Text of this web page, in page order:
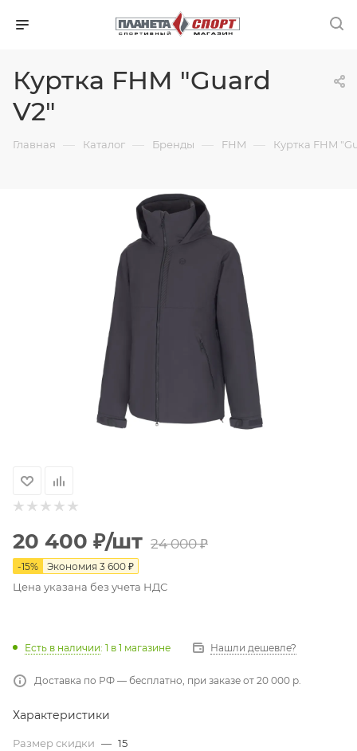
Куртка FHM "Guard
V2"
Главная — Каталог — Бренды — FHM — Куртка FHM
20 400 ₽/шт 24 000₽
-15% Экономия 3 600 ₽
Цена указана без учета НДС
Есть в наличии: 1 в 1 магазине Нашли дешевле?
Доставка по РФ — бесплатно, при заказе от 20 000 р.
Характеристики
Размер скидки — 15